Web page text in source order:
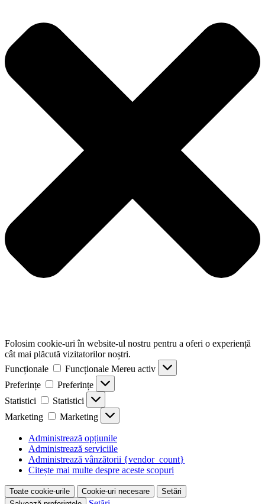
Folosim cookie-uri în website-ul nostru pentru a oferi o experiență
cât mai plăcută vizitatorilor noștri.
Funcționale
Funcționale Mereu activ
Preferințe
Preferințe
Statistici
Statistici
Marketing
Marketing
Administrează opțiunile
Administrează serviciile
Administrează vânzătorii {vendor_count}
Citește mai multe despre aceste scopuri
Toate cookie-urile Cookie-uri necesare
Setări